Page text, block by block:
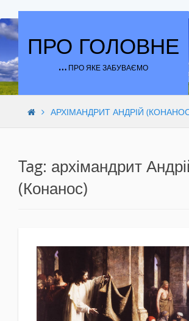
Skip to content
ПРО ГОЛОВНЕ
… ПРО ЯКЕ ЗАБУВАЄМО
АРХІМАНДРИТ АНДРІЙ
Tag: архімандрит
(Конанос)
READ MORE